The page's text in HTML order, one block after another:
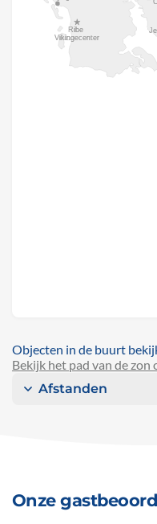
Objecten in de buurt
Bekijk het pad van de zon
Afstanden
Onze